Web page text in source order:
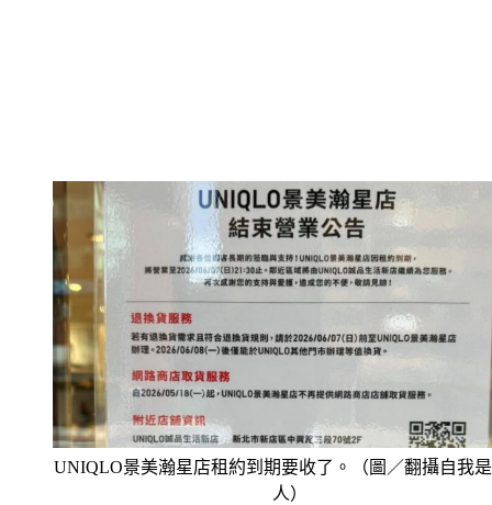
UNIQLO景美瀚星店租約到期要收了。（圖／翻攝自我
人）